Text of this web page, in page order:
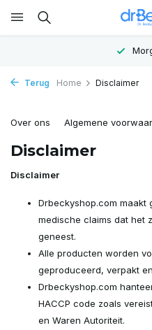
Terug Home Disclaimer
Over ons Algemene
Disclaimer
Disclaimer
Drbeckyshop.com
medische claims dat het
geneest.
Alle producten worden
geproduceerd, verpakt
Drbeckyshop.com
HACCP code zoals
en Waren Autoriteit.